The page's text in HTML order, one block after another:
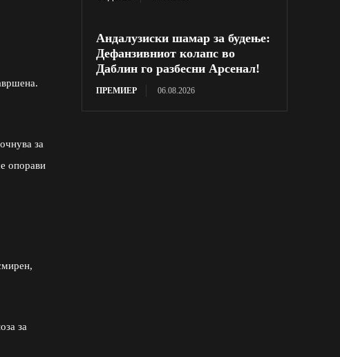
за
опорави
за
Андалузиски шамар за будење:
Дефанзивниот колапс во
Даблин го разбесни Арсенал!
ПРЕМИЕР 06.08.2026